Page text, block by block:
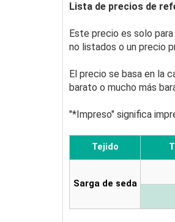
Lista de precios de
Este precio es solo
no listados o un precio
El precio se basa en la
barato o mucho más
"*Impreso" significa
Tejido
Sarga de seda